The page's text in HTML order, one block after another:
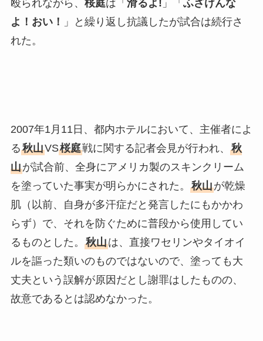
殴られながら、 桜庭は「 滑るよ! 」「 ふざけんな
よ！おい！
」と繰り返し抗議したが試合は続行さ
れた。
2007年1月11日、都内ホテルにおいて、主催者によ
る秋山VS桜庭戦に関する記者会見が行われ、 秋
山が試合前、全身にアメリカ製のスキンクリーム
を塗っていた事実が明らかにされた。 秋山が乾燥
肌（以前、自身が多汗症だと発言したにもかかわ
らず）で、それを防ぐために普段から使用してい
るものとした。 秋山は、直接ワセリンやタイオイ
ルを謳った類いのものではないので、塗っても大
丈夫という誤解が原因だとし謝罪はしたものの、
故意であるとは認めなかった。